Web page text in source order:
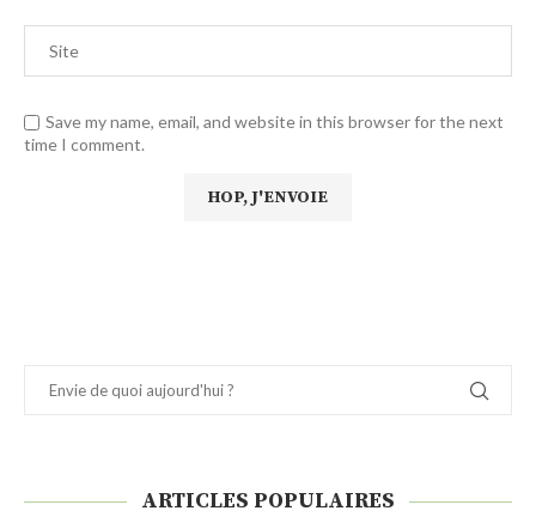
Save my name, email, and website in this browser for the next
time I comment.
ARTICLES POPULAIRES